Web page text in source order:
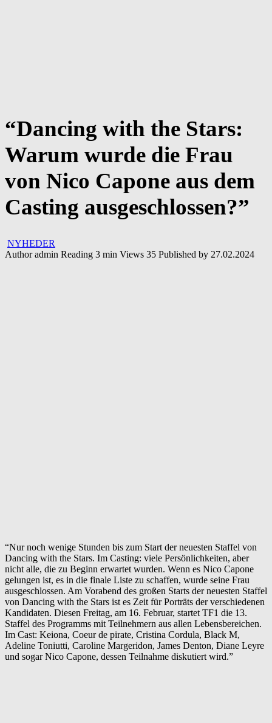
“Dancing with the Stars:
Warum wurde die Frau
von Nico Capone aus dem
Casting ausgeschlossen?”
NYHEDER
Author admin Reading 3 min Views 35 Published by 27.02.2024
“Nur noch wenige Stunden bis zum Start der neuesten Staffel von
Dancing with the Stars. Im Casting: viele Persönlichkeiten, aber
nicht alle, die zu Beginn erwartet wurden. Wenn es Nico Capone
gelungen ist, es in die finale Liste zu schaffen, wurde seine Frau
ausgeschlossen. Am Vorabend des großen Starts der neuesten Staffel
von Dancing with the Stars ist es Zeit für Porträts der verschiedenen
Kandidaten. Diesen Freitag, am 16. Februar, startet TF1 die 13.
Staffel des Programms mit Teilnehmern aus allen Lebensbereichen.
Im Cast: Keiona, Coeur de pirate, Cristina Cordula, Black M,
Adeline Toniutti, Caroline Margeridon, James Denton, Diane Leyre
und sogar Nico Capone, dessen Teilnahme diskutiert wird.”